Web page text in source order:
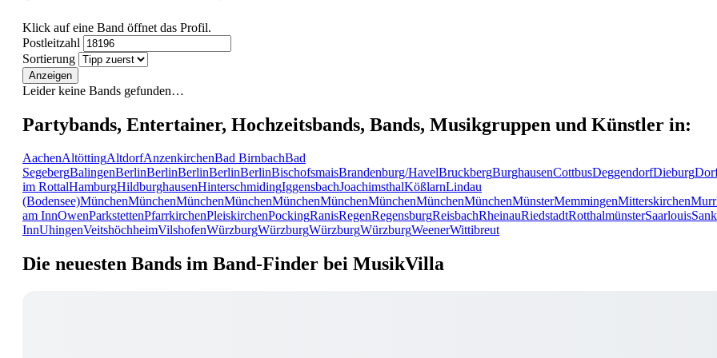
Klick auf eine Band öffnet das Profil.
Postleitzahl
Sortierung
Anzeigen
Leider keine Bands gefunden…
Partybands, Entertainer, Hochzeitsbands, Bands, Musikgruppen und Künstler in:
AachenAltöttingAltdorfAnzenkirchenBad BirnbachBad
SegebergBalingenBerlinBerlinBerlinBerlinBerlinBischofsmaisBrandenburg/HavelBruckbergBurghausenCottbusDeggendorfDieburg
im RottalHamburgHildburghausenHinterschmidingIggensbachJoachimsthalKößlarnLindau
(Bodensee)MünchenMünchenMünchenMünchenMünchenMünchenMünchenMünchenMünchenMünsterMemmingenMitterskirchen
am InnOwenParkstettenPfarrkirchenPleiskirchenPockingRanisRegenRegensburgReisbachRheinauRiedstadtRotthalmünsterSaarlouis
InnUhingenVeitshöchheimVilshofenWürzburgWürzburgWürzburgWürzburgWeenerWittibreut
Die neuesten Bands im Band-Finder bei MusikVilla